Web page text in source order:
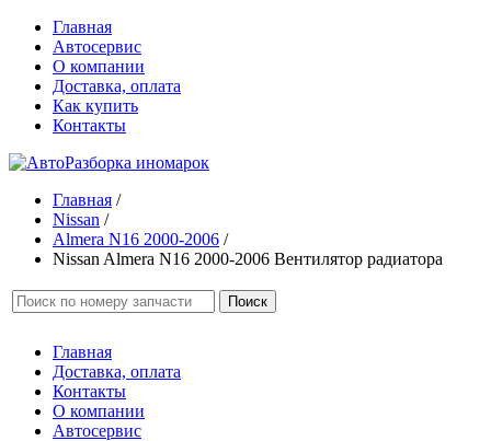
Главная
Автосервис
О компании
Доставка, оплата
Как купить
Контакты
Главная /
Nissan /
Almera N16 2000-2006 /
Nissan Almera N16 2000-2006 Вентилятор радиатора
Поиск
Главная
Доставка, оплата
Контакты
О компании
Автосервис